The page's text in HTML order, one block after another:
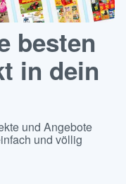
besten
in dein
und Angebote
und völlig